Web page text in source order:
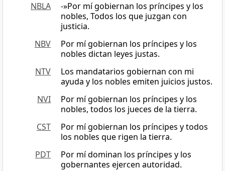
NBLA
-»Por mí gobiernan los príncipes y los
nobles, Todos los que juzgan con
justicia.
NBV
Por mí gobiernan los príncipes y los
nobles dictan leyes justas.
NTV
Los mandatarios gobiernan con mi
ayuda y los nobles emiten juicios justos.
NVI
Por mí gobiernan los príncipes y los
nobles, todos los jueces de la tierra.
CST
Por mí gobiernan los príncipes y todos
los nobles que rigen la tierra.
PDT
Por mí dominan los príncipes y los
gobernantes ejercen autoridad.